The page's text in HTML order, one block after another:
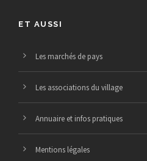
ET AUSSI
Les marchés de pays
Les associations du village
Annuaire et infos pratiques
Mentions légales